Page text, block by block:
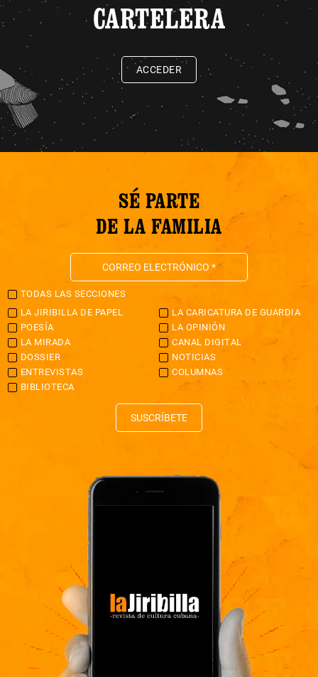
CARTELERA
ACCEDER
SÉ PARTE
DE LA FAMILIA
TODAS LAS SECCIONES
LA JIRIBILLA DE PAPEL
LA CARICATURA DE GUARDIA
POESÍA
LA OPINIÓN
LA MIRADA
CANAL DIGITAL
DOSSIER
NOTICIAS
ENTREVISTAS
COLUMNAS
BIBLIOTECA
SUSCRÍBETE